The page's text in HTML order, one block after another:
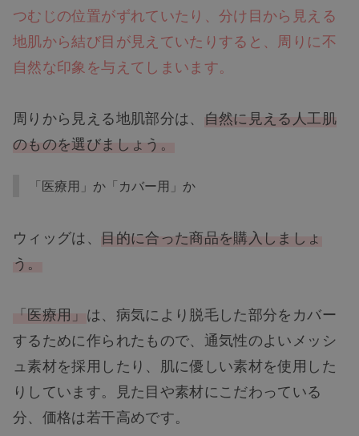
つむじの位置がずれていたり、分け目から見える
地肌から結び目が見えていたりすると、周りに不
自然な印象を与えてしまいます。
周りから見える地肌部分は、 自然に見える人工肌
のものを選びましょう。
「医療用」か「カバー用」か
ウィッグは、 目的に合った商品を購入しましょ
う。
「医療用」 は、病気により脱毛した部分をカバー
するために作られたもので、通気性のよいメッシ
ュ素材を採用したり、肌に優しい素材を使用した
りしています。見た目や素材にこだわっている
分、価格は若干高めです。